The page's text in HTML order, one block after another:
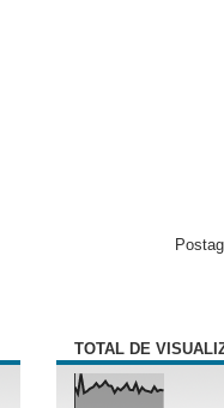
TOTAL DE